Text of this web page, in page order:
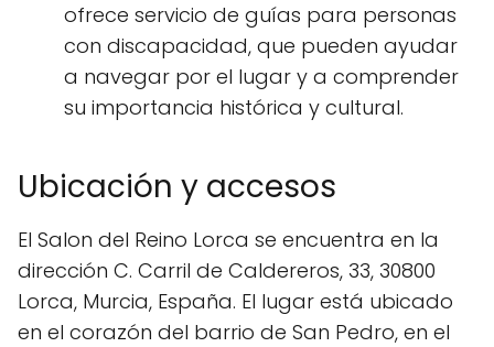
ofrece servicio de guías para personas
con discapacidad, que pueden ayudar
a navegar por el lugar y a comprender
su importancia histórica y cultural.
Ubicación y accesos
El Salon del Reino Lorca se encuentra en la
dirección C. Carril de Caldereros, 33, 30800
Lorca, Murcia, España. El lugar está ubicado
en el corazón del barrio de San Pedro, en el